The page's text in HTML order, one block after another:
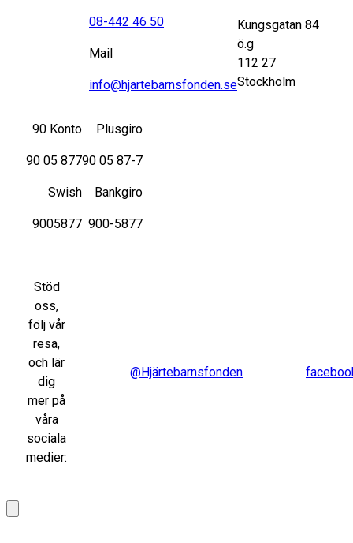
08-442 46 50
Mail
info@hjartebarnsfonden.se
Kungsgatan 84
ö.g
112 27
Stockholm
90 Konto
90 05 877
Swish
9005877
Plusgiro
90 05 87-7
Bankgiro
900-5877
Stöd
oss,
följ vår
resa,
och lär
dig
mer på
våra
sociala
medier:
@Hjärtebarnsfonden